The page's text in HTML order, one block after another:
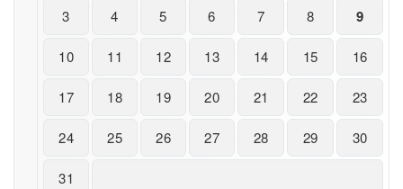
3 4 5 6 7 8 9
10 11 12 13 14 15 16
17 18 19 20 21 22 23
24 25 26 27 28 29 30
31